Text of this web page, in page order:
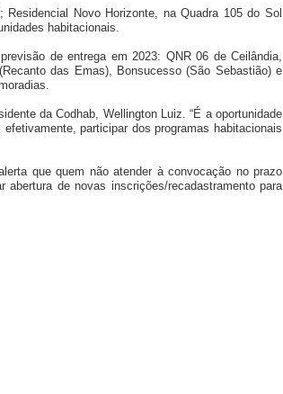
Novo Horizonte, na Quadra 105 do Sol
habitacionais.
de entrega em 2023: QNR 06 de Ceilândia,
das Emas), Bonsucesso (São Sebastião) e
da Codhab, Wellington Luiz. “É a oportunidade
participar dos programas habitacionais
que quem não atender à convocação no prazo
abertura de novas inscrições/recadastramento para